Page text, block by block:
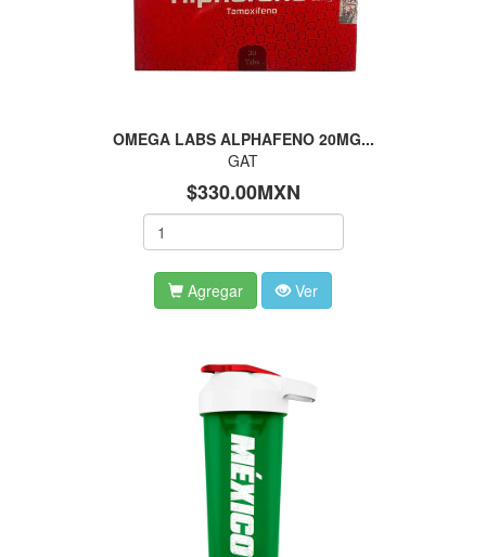
OMEGA LABS ALPHAFENO 20MG...
GAT
$330.00MXN
Agregar Ver